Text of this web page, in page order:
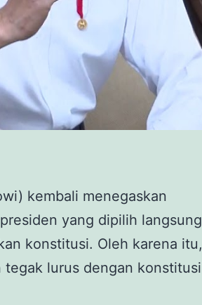
kembali menegaskan
yang dipilih langsung
konstitusi. Oleh karena itu,
lurus dengan konstitusi